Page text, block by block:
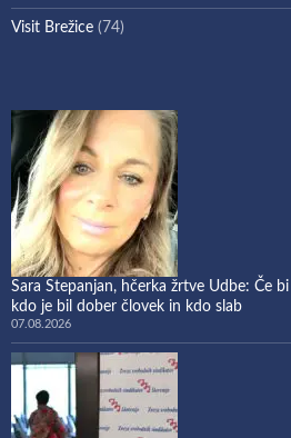
Visit Brežice (74)
Sara Stepanjan, hčerka žrtve Udbe: Če
kdo je bil dober človek in kdo slab
07.08.2026